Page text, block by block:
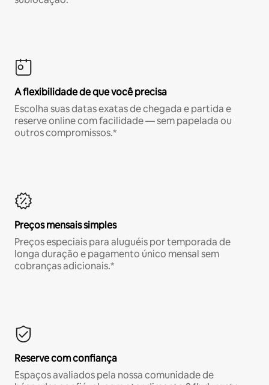
A flexibilidade de que você precisa
Escolha suas datas exatas de chegada e partida e
reserve online com facilidade — sem papelada ou
outros compromissos.*
Preços mensais simples
Preços especiais para aluguéis por temporada de
longa duração e pagamento único mensal sem
cobranças adicionais.*
Reserve com confiança
Espaços avaliados pela nossa comunidade de